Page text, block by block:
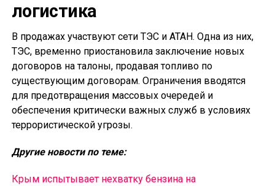
логистика
В продажах участвуют сети ТЭС и АТАН. Одна из них,
ТЭС, временно приостановила заключение новых
договоров на талоны, продавая топливо по
существующим договорам. Ограничения вводятся
для предотвращения массовых очередей и
обеспечения критически важных служб в условиях
террористической угрозы.
Другие новости по теме:
Крым испытывает нехватку бензина на